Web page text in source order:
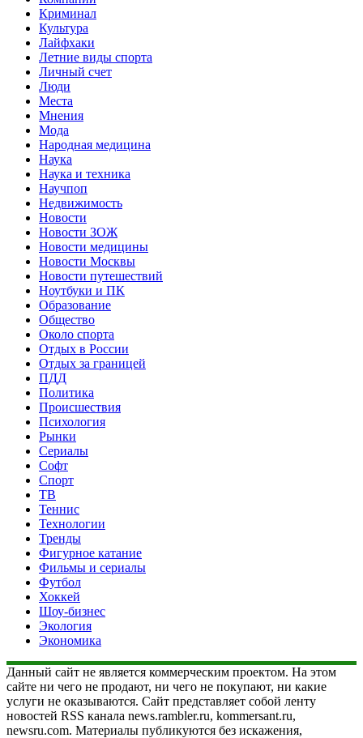
Криминал
Культура
Лайфхаки
Летние виды спорта
Личный счет
Люди
Места
Мнения
Мода
Народная медицина
Наука
Наука и техника
Научпоп
Недвижимость
Новости
Новости ЗОЖ
Новости медицины
Новости Москвы
Новости путешествий
Ноутбуки и ПК
Образование
Общество
Около спорта
Отдых в России
Отдых за границей
ПДД
Политика
Происшествия
Психология
Рынки
Сериалы
Софт
Спорт
ТВ
Теннис
Технологии
Тренды
Фигурное катание
Фильмы и сериалы
Футбол
Хоккей
Шоу-бизнес
Экология
Экономика
Данный сайт не является коммерческим проектом. На этом
сайте ни чего не продают, ни чего не покупают, ни какие
услуги не оказываются. Сайт представляет собой ленту
новостей RSS канала news.rambler.ru, kommersant.ru,
newsru.com. Материалы публикуются без искажения,